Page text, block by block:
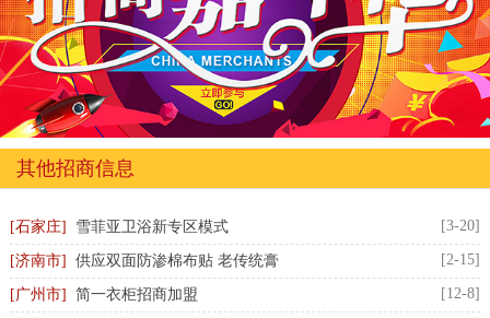
其他招商信息
[石家庄] 雪菲亚卫浴新专区模式 [3-20]
[济南市] 供应双面防渗棉布贴 老传统膏 [2-15]
[广州市] 简一衣柜招商加盟 [12-8]